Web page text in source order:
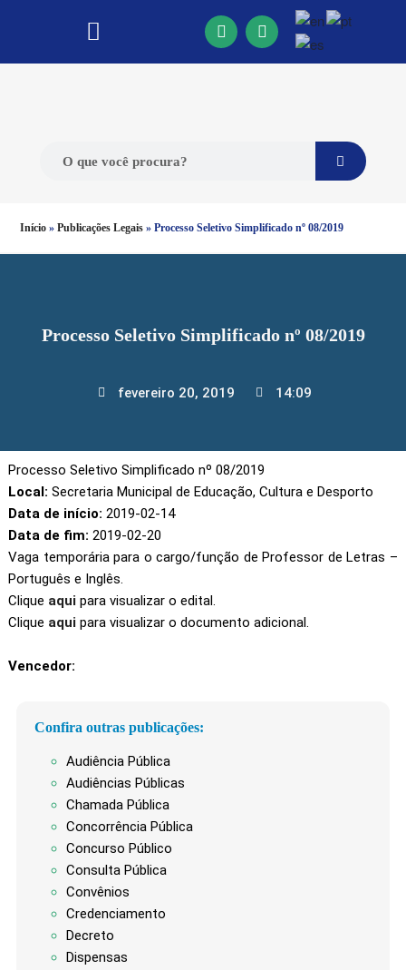
Início »Publicações Legais »Processo Seletivo Simplificado nº 08/2019
Processo Seletivo Simplificado nº 08/2019
fevereiro 20, 2019 14:09
Processo Seletivo Simplificado nº 08/2019
Local: Secretaria Municipal de Educação, Cultura e Desporto
Data de início: 2019-02-14
Data de fim: 2019-02-20
Vaga temporária para o cargo/função de Professor de Letras –
Português e Inglês.
Clique aqui para visualizar o edital.
Clique aqui para visualizar o documento adicional.
Vencedor:
Confira outras publicações:
Audiência Pública
Audiências Públicas
Chamada Pública
Concorrência Pública
Concurso Público
Consulta Pública
Convênios
Credenciamento
Decreto
Dispensas